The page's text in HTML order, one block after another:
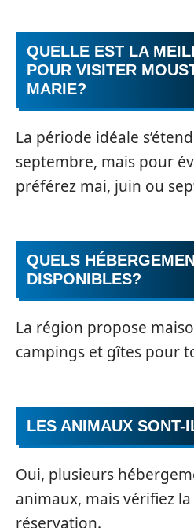
QUELLE EST LA
POUR VISITER
MARIE?
La période idéale
septembre, mais pour
préférez mai, juin ou
QUELS
DISPONIBLES?
La région propose
campings et gîtes pour
LES ANIMAUX SONT-
Oui, plusieurs
animaux, mais vérifiez
réservation.